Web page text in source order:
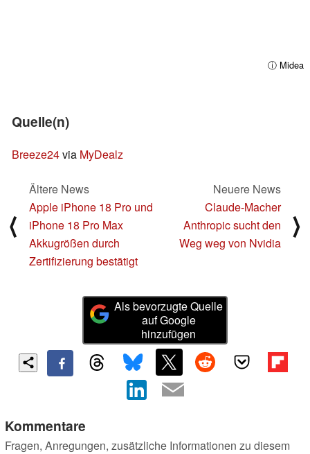
ⓘ Midea
Quelle(n)
Breeze24via MyDealz
⟨
Ältere News
Apple iPhone 18 Pro und
iPhone 18 Pro Max
Akkugrößen durch
Zertifizierung bestätigt
Neuere News
Claude-Macher
Anthropic sucht den
Weg weg von Nvidia
⟩
Als bevorzugte Quelle
auf Google
hinzufügen
Kommentare
Fragen, Anregungen, zusätzliche Informationen zu diesem